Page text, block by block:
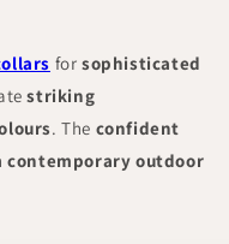
for sophisticated
striking
. The confident
contemporary outdoor